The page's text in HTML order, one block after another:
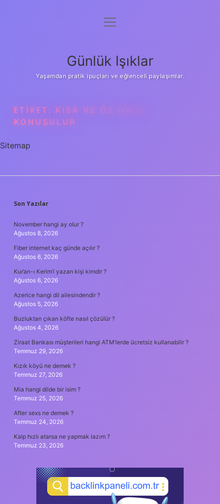
Anasayfa
Yasal Uyarı
menüyü
Günlük Işıklar
Yaşamdan pratik ipuçları ve eğlenceli paylaşımlar.
ETIKET: KISA VE ÖZ NASIL
KONUŞULUR
Sitemap
SIDEBAR
Son Yazılar
November hangi ay olur ?
Ağustos 8, 2026
Fiber internet kaç günde açılır ?
Ağustos 6, 2026
Kur’an-ı Kerim’i yazan kişi kimdir ?
Ağustos 6, 2026
Azerice hangi dil ailesindendir ?
Ağustos 5, 2026
Buzluktan çıkan köfte nasıl çözülür ?
Ağustos 4, 2026
Ziraat Bankası müşterileri hangi ATM’lerde ücretsiz kullanabilir ?
Temmuz 29, 2026
Kızık köyü ne demek ?
Temmuz 27, 2026
Mia hangi dilde bir isim ?
Temmuz 25, 2026
After sexs ne demek ?
Temmuz 24, 2026
Kalp hızlı atarsa ne yapmak lazım ?
Temmuz 23, 2026